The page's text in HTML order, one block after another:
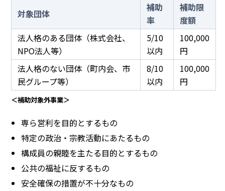
対象団体
補助
率
補助限
度額
法人格のある団体（株式会社、
NPO法人等）
5/10
以内
100,000
円
法人格のない団体（町内会、市
民グループ等）
8/10
以内
100,000
円
＜補助対象外事業＞
専ら営利を目的とするもの
特定の政治・宗教活動にあたるもの
構成員の親睦を主たる目的とするもの
公共の福祉に反するもの
安全確保の措置が不十分なもの